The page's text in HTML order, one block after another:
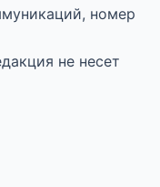
номер
не несет